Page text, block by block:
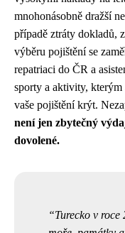
mnohonásobně dražší
případě ztráty dokladů,
výběru pojištění se
repatriaci do ČR a
sporty a aktivity,
vaše pojištění krýt.
není jen zbytečný
dovolené.
Turecko v roce